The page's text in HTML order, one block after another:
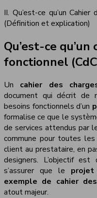
II. Qu’est-ce qu’un
(Définition et explication)
Qu’est-ce
fonctionnel
Un cahier des
document qui décrit de
besoins fonctionnels d’un
formalise ce que le
de services attendus par
commune pour toutes
client au prestataire, en
designers. L’objectif
s’assurer que le projet
exemple de cahier
atout majeur.